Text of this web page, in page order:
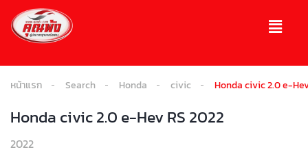
หน้าแรก Search Honda civic Honda civic 2.0 e-
Honda civic 2.0 e-Hev RS 2022
2022